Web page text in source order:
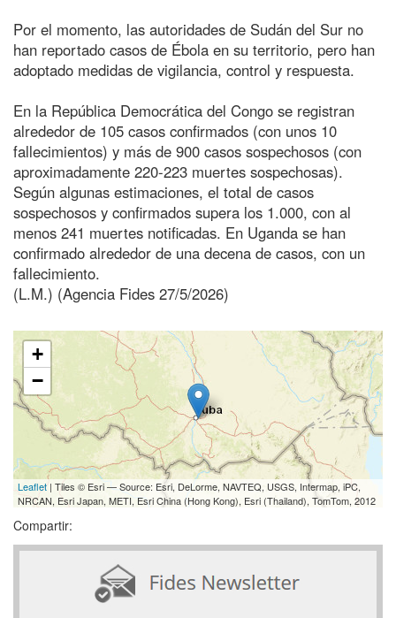
Por el momento, las autoridades de Sudán del Sur no
han reportado casos de Ébola en su territorio, pero han
adoptado medidas de vigilancia, control y respuesta.
En la República Democrática del Congo se registran
alrededor de 105 casos confirmados (con unos 10
fallecimientos) y más de 900 casos sospechosos (con
aproximadamente 220-223 muertes sospechosas).
Según algunas estimaciones, el total de casos
sospechosos y confirmados supera los 1.000, con al
menos 241 muertes notificadas. En Uganda se han
confirmado alrededor de una decena de casos, con un
fallecimiento.
(L.M.) (Agencia Fides 27/5/2026)
+
−
Leaflet | Tiles © Esri — Source: Esri, DeLorme, NAVTEQ, USGS, Intermap, iPC,
NRCAN, Esri Japan, METI, Esri China (Hong Kong), Esri (Thailand), TomTom, 2012
Compartir: